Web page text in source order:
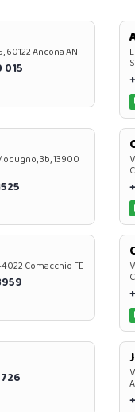
60122 Ancona AN
015
3b, 13900
Comacchio FE